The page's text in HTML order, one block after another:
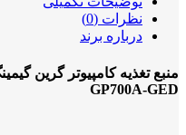
نظرات (0)
درباره برند
GP700A-GED